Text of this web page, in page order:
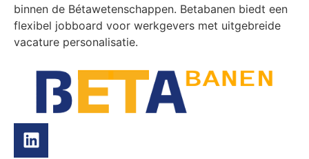
binnen de Bétawetenschappen. Betabanen biedt een
flexibel jobboard voor werkgevers met uitgebreide
vacature personalisatie.